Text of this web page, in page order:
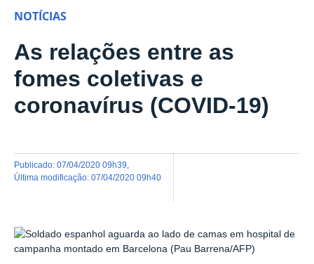
NOTÍCIAS
As relações entre as
fomes coletivas e
coronavírus (COVID-19)
publicado: 07/04/2020 09h39
última modificação: 07/04/2020 09h40